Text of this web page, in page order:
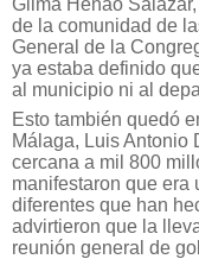
Gilma Henao
de la comunidad de
General de la
ya estaba definido
al municipio ni al
Esto también quedó
Málaga, Luis Antonio
cercana a mil 800
manifestaron que era
diferentes que han
advirtieron que la
reunión general de